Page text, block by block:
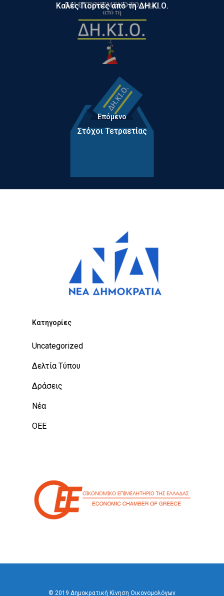
Καλές Γιορτές από τη ΔΗ.ΚΙ.Ο.
Επόμενο
Στόχοι Τετραετίας
Kατηγορίες
Uncategorized
Δελτία Τύπου
Δράσεις
Νέα
ΟΕΕ
© 2019 Δημοκρατική Κίνηση Οικονομολόγων